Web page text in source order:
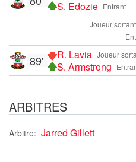
Entrant
S. Edozie
Joueur sortant
Joueur
R. Lavia
S. Armstrong
89'
ARBITRES
Arbitre: Jarred Gillett